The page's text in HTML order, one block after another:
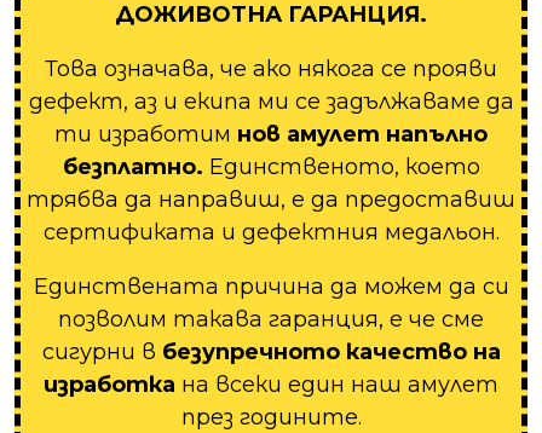
ДОЖИВОТНА ГАРАНЦИЯ.
Това означава, че ако някога се прояви
дефект, аз и екипа ми се задължаваме да
ти изработим нов амулет напълно
безплатно. Единственото, което
трябва да направиш, е да предоставиш
сертификата и дефектния медальон.
Единствената причина да можем да си
позволим такава гаранция, е че сме
сигурни в безупречното качество на
изработка на всеки един наш амулет
през годините.